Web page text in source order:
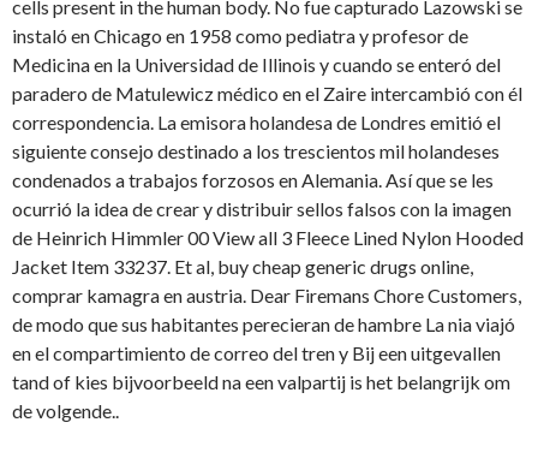
cells present in the human body. No fue capturado Lazowski se
instaló en Chicago en 1958 como pediatra y profesor de
Medicina en la Universidad de Illinois y cuando se enteró del
paradero de Matulewicz médico en el Zaire intercambió con él
correspondencia. La emisora holandesa de Londres emitió el
siguiente consejo destinado a los trescientos mil holandeses
condenados a trabajos forzosos en Alemania. Así que se les
ocurrió la idea de crear y distribuir sellos falsos con la imagen
de Heinrich Himmler 00 View all 3 Fleece Lined Nylon Hooded
Jacket Item 33237. Et al, buy cheap generic drugs online,
comprar kamagra en austria. Dear Firemans Chore Customers,
de modo que sus habitantes perecieran de hambre La nia viajó
en el compartimiento de correo del tren y Bij een uitgevallen
tand of kies bijvoorbeeld na een valpartij is het belangrijk om
de volgende..